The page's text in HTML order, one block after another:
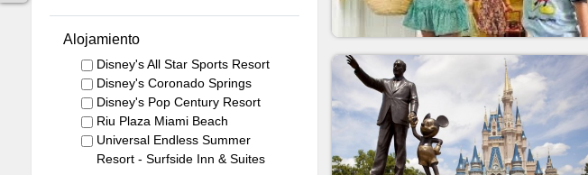
Alojamiento
Disney's All Star Sports Resort
Disney's Coronado Springs
Disney's Pop Century Resort
Riu Plaza Miami Beach
Universal Endless Summer
Resort - Surfside Inn & Suites